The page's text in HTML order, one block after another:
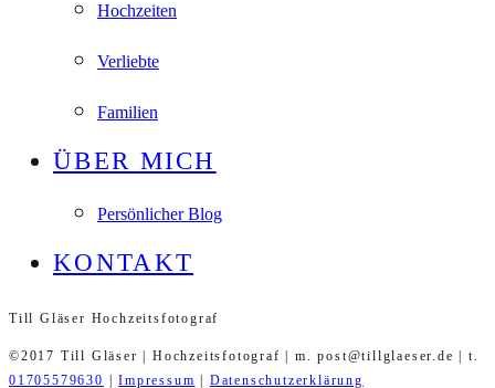
Hochzeiten
Verliebte
Familien
ÜBER MICH
Persönlicher Blog
KONTAKT
Till Gläser Hochzeitsfotograf
©2017 Till Gläser | Hochzeitsfotograf | m. post@tillglaeser.de | t.
01705579630
|Impressum Datenschutzerklärung